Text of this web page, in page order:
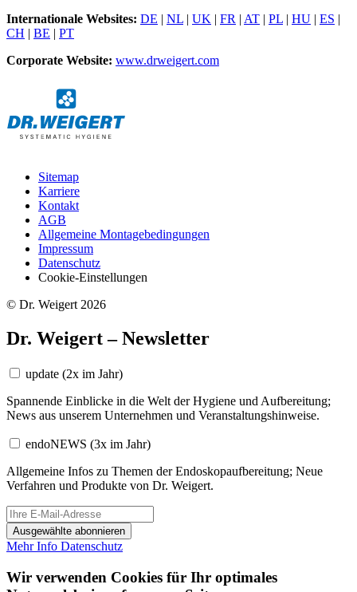
Internationale Websites: DE | NL | UK | FR | AT | PL | HU | ES |
CH | BE | PT
Corporate Website: www.drweigert.com
Sitemap
Karriere
Kontakt
AGB
Allgemeine Montagebedingungen
Impressum
Datenschutz
Cookie-Einstellungen
© Dr. Weigert 2026
Dr. Weigert – Newsletter
update (2x im Jahr)
Spannende Einblicke in die Welt der Hygiene und Aufbereitung;
News aus unserem Unternehmen und Veranstaltungshinweise.
endoNEWS (3x im Jahr)
Allgemeine Infos zu Themen der Endoskopaufbereitung; Neue
Verfahren und Produkte von Dr. Weigert.
Ausgewählte abonnieren
Mehr Info Datenschutz
Wir verwenden Cookies für Ihr optimales